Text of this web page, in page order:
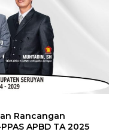
Rancangan
APBD TA 2025